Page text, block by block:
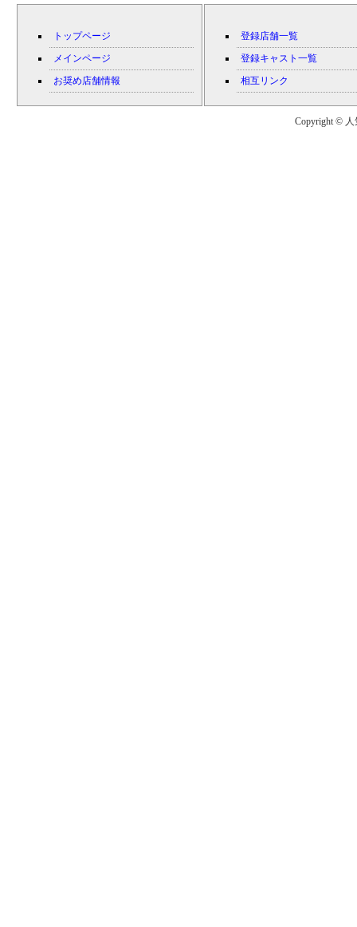
トップページ
メインページ
お奨め店舗情報
登録店舗一覧
登録キャスト一覧
相互リンク
Copyright © 人